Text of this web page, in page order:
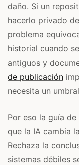
daño. Si un
hacerlo privado
problema
historial cuando
antiguos y
de publicación
necesita un
Por eso la guía
que la IA cambia
Rechaza la
sistemas débiles